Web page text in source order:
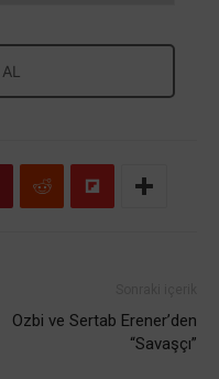
Ozbi ve Sertab Erener’den
“Savaşçı”